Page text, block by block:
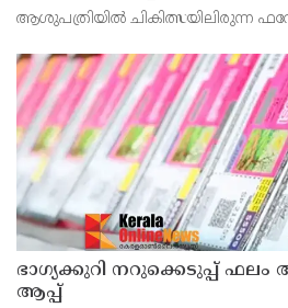
ആശുപത്രിയിൽ ചികിത്സയിലിരുന്ന
ഭാഗ്യക്കുറി നറുക്കെടുപ്പ്
ആപ്പ്